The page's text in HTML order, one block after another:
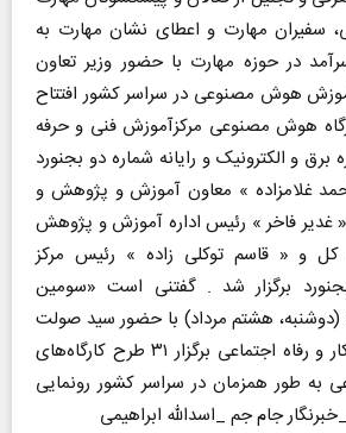
سفیران مهارت و اعطای نشان مهارت به
در حوزه مهارت با حضور وزیر تعاون
۳۱ کارگاه آموزش هوش مصنوعی در سراسر کشور افتتاح
هوش مصنوعی مرکزآموزش فنی و حرفه
و الکترونیک و رایانه شماره دو بجنورد
غلامزاده » معاون آموزش و پژوهش و
« غدیر فاخر » رئیس اداره آموزش و پژوهش
کل و « قاسم توکلی زاده » رئیس مرکز
برگزار شد . گفتنی است «سومین
هشتم مرداد) با حضور سید صولت
مرتضوی وزیر تعاون کار و رفاه اجتماعی برگزار ۳۱ طرح کارگاه‌های
طور همزمان در سراسر کشور رونمایی
جام جم _اسدالله ابراهیمی